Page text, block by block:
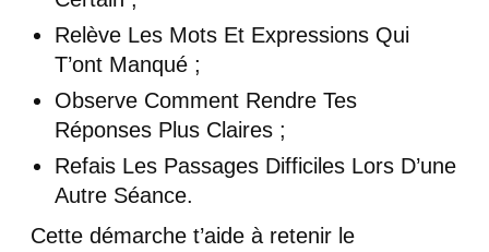
Relève Les Mots Et Expressions Qui
T’ont Manqué ;
Observe Comment Rendre Tes
Réponses Plus Claires ;
Refais Les Passages Difficiles Lors D’une
Autre Séance.
Cette démarche t’aide à retenir le